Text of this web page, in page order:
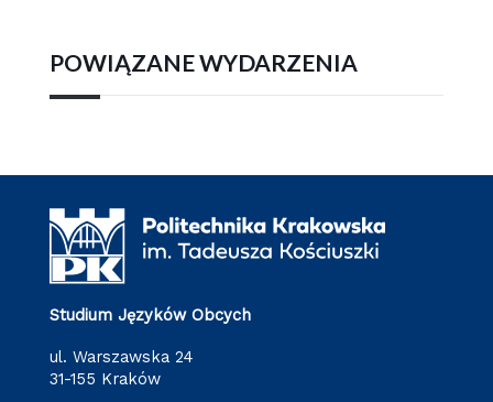
POWIĄZANE WYDARZENIA
Studium Języków Obcych
ul. Warszawska 24
31-155 Kraków